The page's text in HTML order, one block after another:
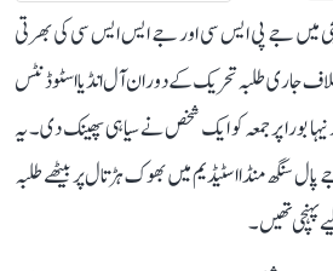
میں جے پی ایس سی اور جے ایس ایس سی کی بھرتی
جاری طلبہ تحریک کے دوران آل انڈیا اسٹوڈنٹس
بورا پر جمعہ کو ایک شخص نے سیاہی پھینک دی۔ یہ
سنگھ منڈا اسٹیڈیم میں بھوک ہڑتال پر بیٹھے طلبہ
پہنچی تھیں۔